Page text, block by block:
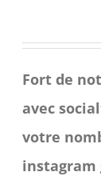
Fort de
avec
votre
instagram